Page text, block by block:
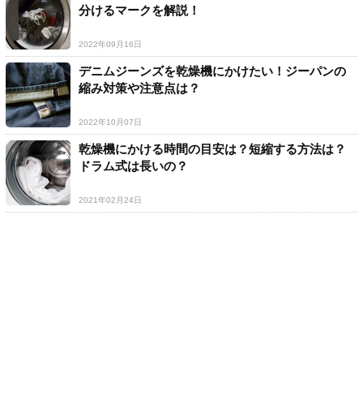
分けるマークを解説！
2022年09月16日
デニムジーンズを乾燥機にかけたい！ジーパンの
縮み対策や注意点は？
2022年10月07日
乾燥機にかける時間の目安は？短縮する方法は？
ドラム式は長いの？
2021年02月24日